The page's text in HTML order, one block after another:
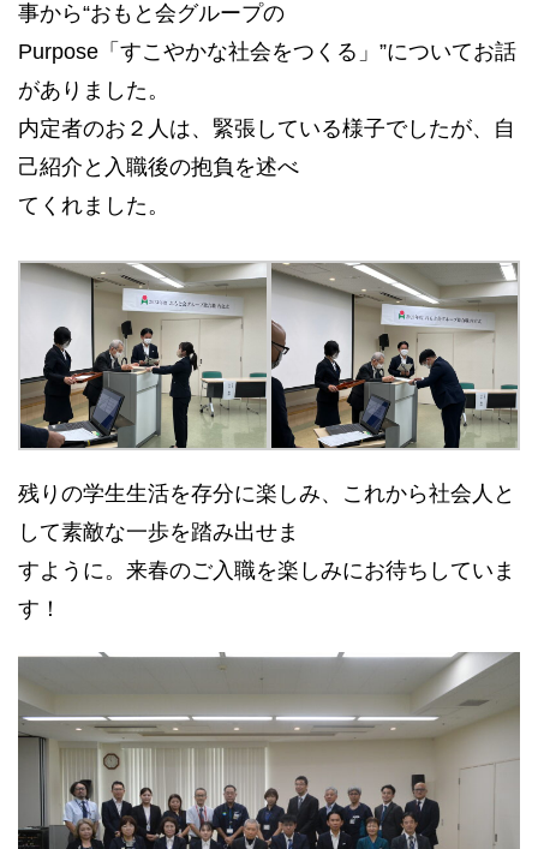
事から“おもと会グループの
Purpose「すこやかな社会をつくる」”についてお話
がありました。
内定者のお２人は、緊張している様子でしたが、自
己紹介と入職後の抱負を述べ
てくれました。
残りの学生生活を存分に楽しみ、これから社会人と
して素敵な一歩を踏み出せま
すように。来春のご入職を楽しみにお待ちしていま
す！